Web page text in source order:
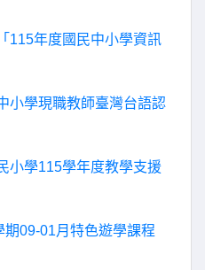
115年度國民中小學資訊
小學現職教師臺灣台語認
小學115學年度教學支援
09-01月特色遊學課程